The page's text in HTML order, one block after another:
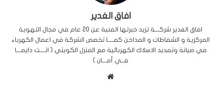
افاق الغدير
افاق الغدير شركـــة تزيد خبرتها الفنية عن 20 عام في مجال التهوية
المركزية و الشفاطات و المداخن كمــــا تخصص الشركة في اعمال الكهرباء
في صيانة وتمديد الاسلاك الكهربائية مع المنزل الكويتي ( انــــت دايمـــا
فــي أمـــان )